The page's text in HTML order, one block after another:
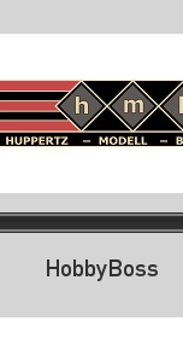
HobbyBoss